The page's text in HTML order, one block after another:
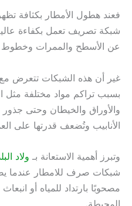
فعند هطول الأمطار بكثافة
شبكة تصريف تعمل بكفاءة
عن الأسطح والممرات وخطوط
غير أن هذه الشبكات تتعرض مع
بسبب تراكم مواد مختلفة مثل
والأوراق والخيطان وحتى جذور
الأنابيب وتُضعف قدرتها على
وتبرز أهمية الاستعانة بـ ولاد
شبكات صرف للامطار عندما
مصحوبًا بارتداد للمياه أو
المحيطة.